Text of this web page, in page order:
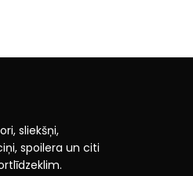
sliekšņi,
spoilera un citi